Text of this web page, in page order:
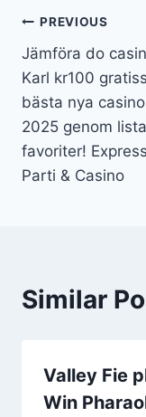
PREVIOUS
Jämföra do
Karl kr100
bästa nya
2025 genom
favoriter!
Parti & Casino
Similar
Valley Fie
Win